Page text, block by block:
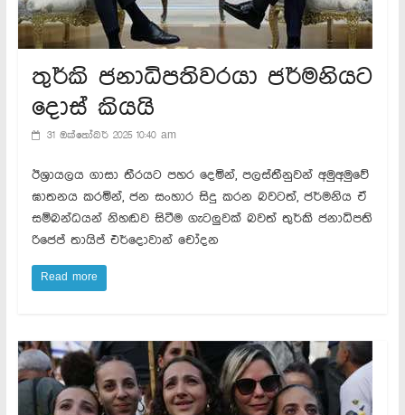
තුර්කි ජනාධිපතිවරයා ජර්මනියට
දොස් කියයි
31 ඔක්තෝබර් 2025 10:40 am
ඊශ්‍රායලය ගාසා තීරයට පහර දෙමින්, පලස්තීනුවන් අමුඅමුවේ
ඝාතනය කරමින්, ජන සංහාර සිදු කරන බවටත්, ජර්මනිය ඒ
සම්බන්ධයන් නිහඬව සිටීම ගැටලුවක් බවත් තුර්කි ජනාධිපති
රිජෙප් තායිප් එර්දොවාන් චෝදන
Read more